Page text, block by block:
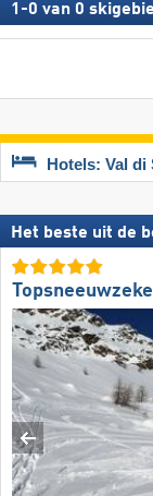
1 -0 van 0
Hotels: Val di
Het beste uit de